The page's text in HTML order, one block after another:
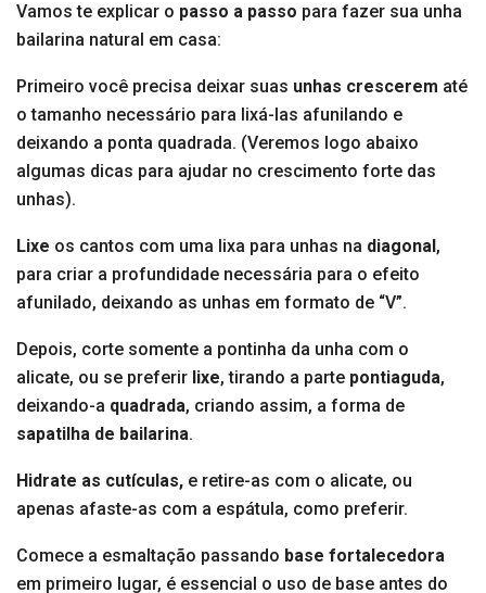
Vamos te explicar o passo a passo para fazer sua unha
bailarina natural em casa:
Primeiro você precisa deixar suas unhas crescerem até
o tamanho necessário para lixá-las afunilando e
deixando a ponta quadrada. (Veremos logo abaixo
algumas dicas para ajudar no crescimento forte das
unhas).
Lixe os cantos com uma lixa para unhas na diagonal ,
para criar a profundidade necessária para o efeito
afunilado, deixando as unhas em formato de “V”.
Depois, corte somente a pontinha da unha com o
alicate, ou se preferir lixe, tirando a parte pontiaguda,
deixando-a quadrada, criando assim, a forma de
sapatilha de bailarina.
Hidrate as cutículas, e retire-as com o alicate, ou
apenas afaste-as com a espátula, como preferir.
Comece a esmaltação passando base fortalecedora
em primeiro lugar, é essencial o uso de base antes do